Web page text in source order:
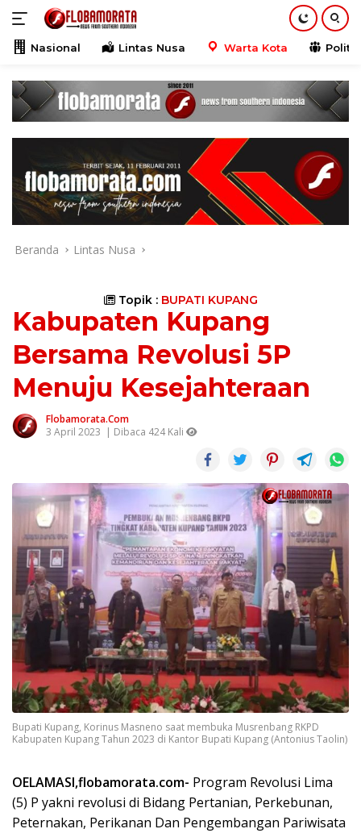
Langsung
kontenNasional Lintas Nusa Warta Kota Politik
Beranda Lintas Nusa
Topik : BUPATI KUPANG
Kabupaten Kupang
Bersama Revolusi 5P
Menuju Kesejahteraan
Flobamorata.com
3 April 2023 | Dibaca 424 Kali
Bupati Kupang, Korinus Masneno saat membuka Musrenbang RKPD
Kabupaten Kupang Tahun 2023 di Kantor Bupati Kupang (Antonius Taolin)
OELAMASI,flobamorata.com- Program Revolusi Lima
(5) P yakni revolusi di Bidang Pertanian, Perkebunan,
Peternakan, Perikanan Dan Pengembangan Pariwisata